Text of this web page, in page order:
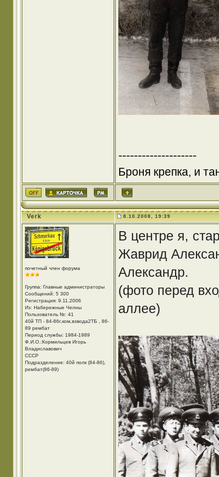
--------------------
Броня крепка, и
Verk 8.10.2008, 19:39
почетный член форума
Группа: Главные администраторы
Сообщений: 5 300
Регистрация: 9.11.2006
Из: Набережные Челны
Пользователь №: 41
40й ТП - 84-86г,ком,взвода2ТБ , 86-
89 рембат
Период службы: 1984-1989
Ф.И.О.:Кормильцев Игорь
Владиславович
СССР
Подразделение: 40й полк (84-86),
рембат(86-89)
В центре я,
Жаврид
Александр.
(фото перед
аллее)